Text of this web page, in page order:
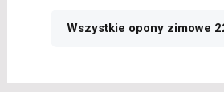
Wszystkie opony zimowe